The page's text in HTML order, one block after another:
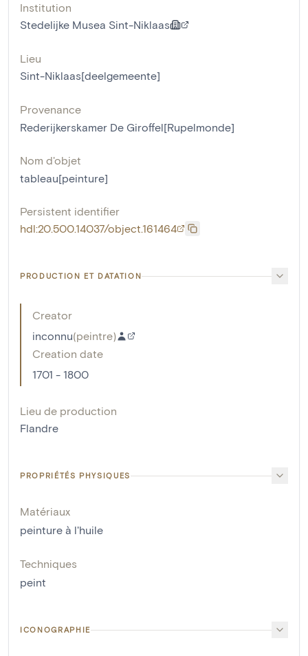
Institution
Stedelijke Musea Sint-Niklaas
Lieu
Sint-Niklaas[deelgemeente]
Provenance
Rederijkerskamer De Giroffel[Rupelmonde]
Nom d'objet
tableau[peinture]
Persistent identifier
hdl:20.500.14037/object.161464
PRODUCTION ET DATATION
Creator
inconnu(peintre)
Creation date
1701 - 1800
Lieu de production
Flandre
PROPRIÉTÉS PHYSIQUES
Matériaux
peinture à l'huile
Techniques
peint
ICONOGRAPHIE